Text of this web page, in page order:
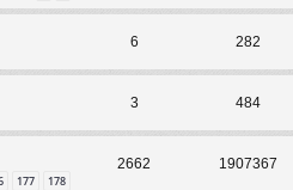
6 282
3 484
177 178
2662 1907367